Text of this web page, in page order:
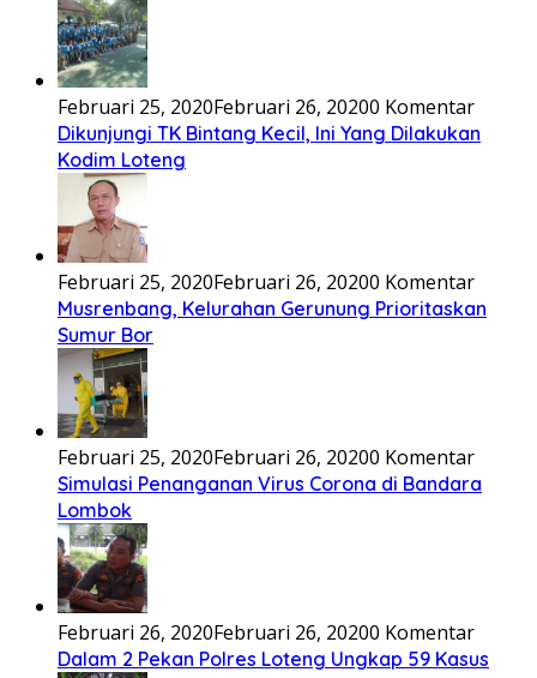
Februari 25, 2020Februari 26, 20200 Komentar
Dikunjungi TK Bintang Kecil, Ini Yang Dilakukan
Kodim Loteng
Februari 25, 2020Februari 26, 20200 Komentar
Musrenbang, Kelurahan Gerunung Prioritaskan
Sumur Bor
Februari 25, 2020Februari 26, 20200 Komentar
Simulasi Penanganan Virus Corona di Bandara
Lombok
Februari 26, 2020Februari 26, 20200 Komentar
Dalam 2 Pekan Polres Loteng Ungkap 59 Kasus